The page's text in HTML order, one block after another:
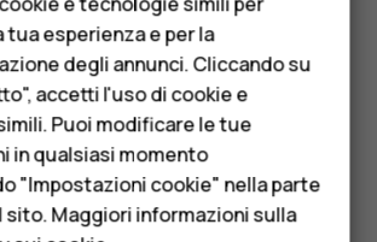
per anziani
M
apposito.
tua esperienza e per la
degli annunci. Cliccando su
accetti l'uso di cookie e
Puoi modificare le tue
in qualsiasi momento
"Impostazioni cookie" nella parte
Maggiori informazioni sulla